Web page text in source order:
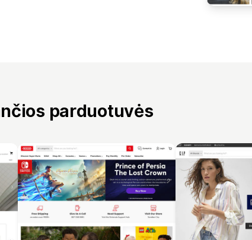
parduotuvės